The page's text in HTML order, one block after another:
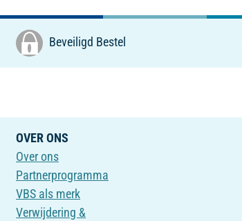
Beveiligd Bestel
OVER ONS
Over ons
Partnerprogramma
VBS als merk
Verwijdering &